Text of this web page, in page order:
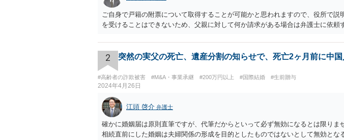
ご自身で戸籍の附票について取得することが可能かと思われますので、役所で
を受けることはできないため、父親に対して何か請求がある場合は弁護士に依頼
2 突然の実父の死亡、遺産分割の知らせで、死亡2ヶ月前に中
#高齢者の詐欺被害 #M&A・事業承継 #200万円以上 #国際結婚 #生前贈与
2024年4月26日
江頭 啓介 弁護士
確かに婚姻届は原則直筆ですが、代筆だからといって必ず無効になるとは限り
相続直前にした婚姻は夫婦関係の形成を目的としたものではないとして無効と